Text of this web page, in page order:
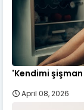
'Kendimi
April 08, 2026